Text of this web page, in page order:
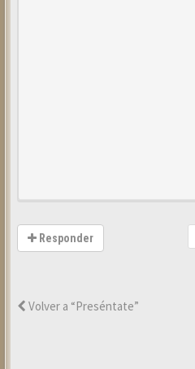
Responder
Volver a “Preséntate”